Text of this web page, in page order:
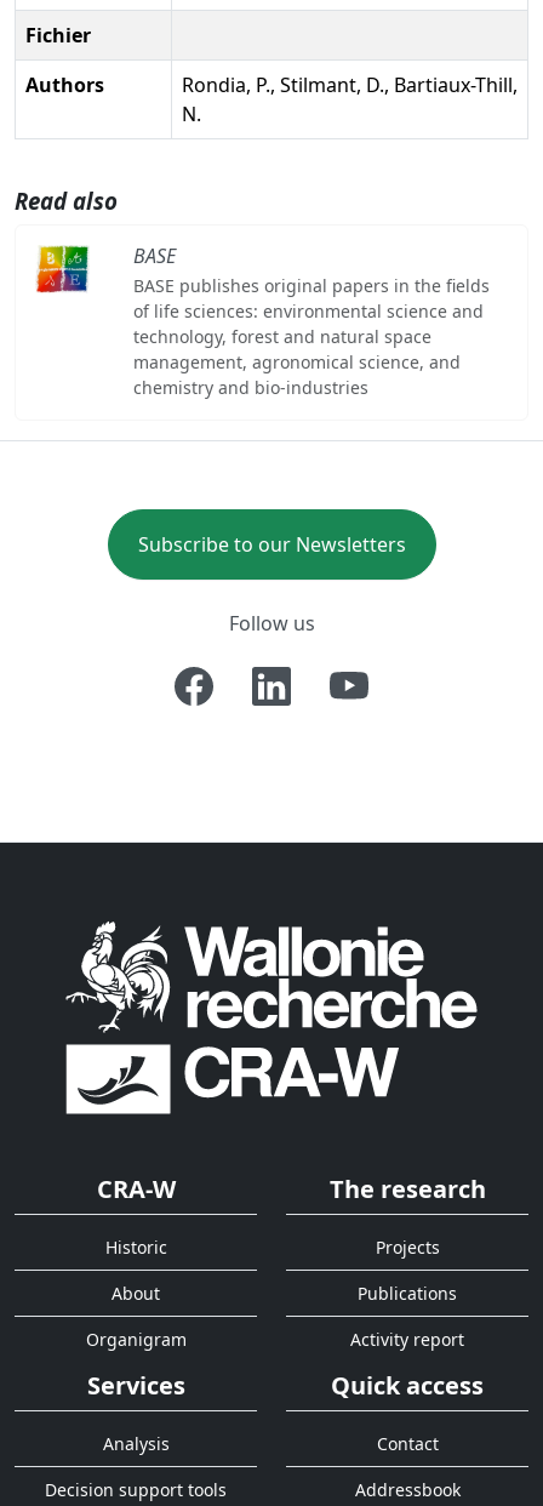
Fichier
Authors
Rondia, P., Stilmant, D., Bartiaux-Thill,
N.
Read also
BASE
BASE publishes original papers in the fields
of life sciences: environmental science and
technology, forest and natural space
management, agronomical science, and
chemistry and bio-industries
Subscribe to our Newsletters
Follow us
CRA-W
Historic
About
Organigram
The research
Projects
Publications
Activity report
Services
Analysis
Decision support tools
Quick access
Contact
Addressbook